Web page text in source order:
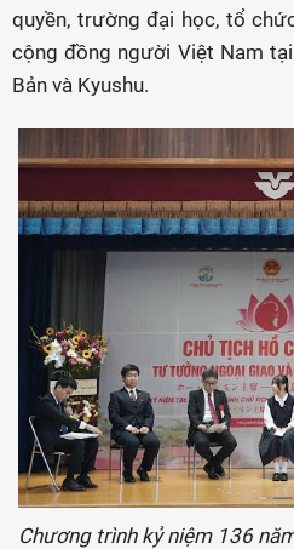
quyền, trường đại học, tổ
cộng đồng người Việt Nam
Bản và Kyushu.
Chương trình kỷ niệm 136